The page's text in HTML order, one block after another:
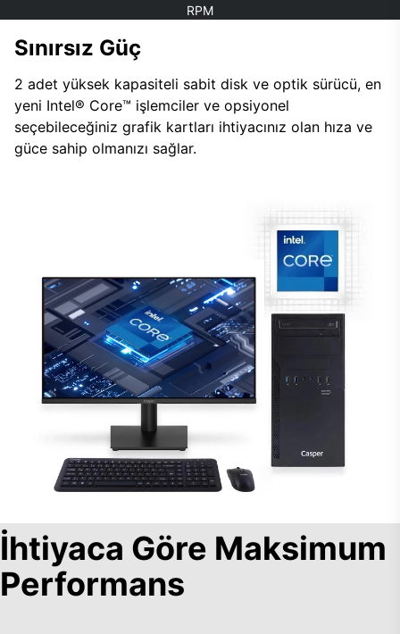
RPM
Sınırsız Güç
2 adet yüksek kapasiteli sabit disk ve optik sürücü, en
yeni Intel® Core™ işlemciler ve opsiyonel
seçebileceğiniz grafik kartları ihtiyacınız olan hıza ve
güce sahip olmanızı sağlar.
İhtiyaca Göre Maksimum
Performans